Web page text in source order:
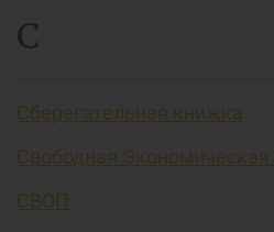
С
Сберегательная книжка
Свободная Экономическая
СВОП